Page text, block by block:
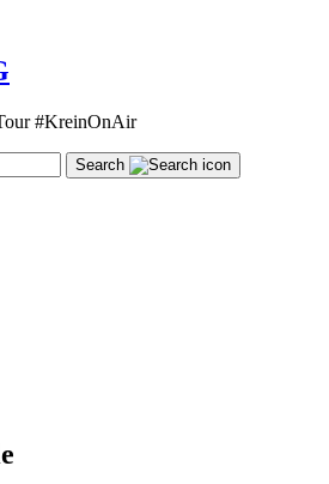
#KreinOnAir
Search